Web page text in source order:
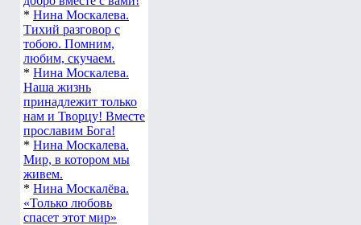
* Нина Москалева.
Тихий разговор с
тобою. Помним,
любим, скучаем.
* Нина Москалева.
Наша жизнь
принадлежит только
нам и Творцу! Вместе
прославим Бога!
* Нина Москалева.
Мир, в котором мы
живем.
* Нина Москалёва.
«Только любовь
спасет этот мир»